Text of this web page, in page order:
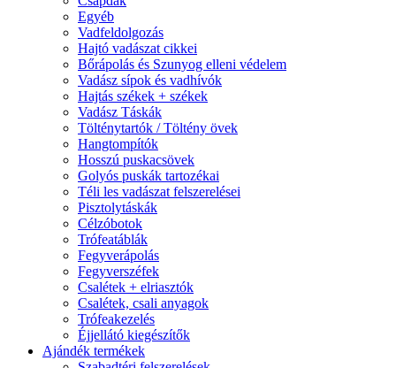
Egyéb
Vadfeldolgozás
Hajtó vadászat cikkei
Bőrápolás és Szunyog elleni védelem
Vadász sípok és vadhívók
Hajtás székek + székek
Vadász Táskák
Tölténytartók / Töltény övek
Hangtompítók
Hosszú puskacsövek
Golyós puskák tartozékai
Téli les vadászat felszerelései
Pisztolytáskák
Célzóbotok
Trófeatáblák
Fegyverápolás
Fegyverszéfek
Csalétek + elriasztók
Csalétek, csali anyagok
Trófeakezelés
Éjjellátó kiegészítők
Ajándék termékek